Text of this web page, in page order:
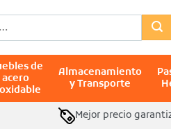
de
acero
Almacenamiento
y Transporte
Mejor precio